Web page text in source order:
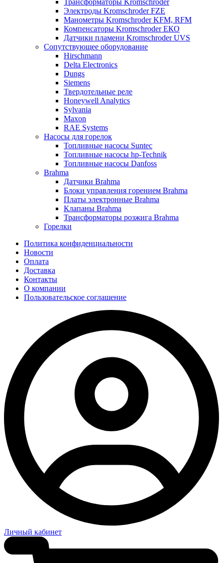
Трансформаторы Kromschroder
Электроды Kromschroder FZE
Манометры Kromschroder KFM, RFM
Компенсаторы Kromschroder ЕКО
Датчики пламени Kromschroder UVS
Сопутствующее оборудование
Hirschmann
Delta Electronics
Dungs
Siemens
Твердотельные реле
Honeywell Analytics
Sylvania
Maxon
RAE Systems
Насосы для горелок
Топливные насосы Suntec
Топливные насосы hp-Technik
Топливные насосы Danfoss
Brahma
Датчики Brahma
Блоки управления горением Brahma
Платы электронные Brahma
Клапаны Brahma
Трансформаторы розжига Brahma
Горелки
Политика конфиденциальности
Новости
Оплата
Доставка
Контакты
О компании
Пользовательское соглашение
Личный кабинет